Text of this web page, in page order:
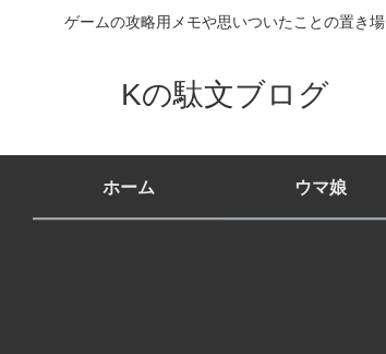
ゲームの攻略用メモや思いついたことの置き場
Kの駄文ブログ
ホーム ウマ娘